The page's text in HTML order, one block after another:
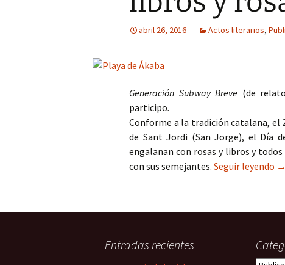
abril 26, 2016 Actos literarios,
Generación Subway Breve (de
participo.
Conforme a la tradición catalana, el
de Sant Jordi (San Jorge), el Día
engalanan con rosas y libros y
con sus semejantes. Seguir leyendo →
Entradas recientes